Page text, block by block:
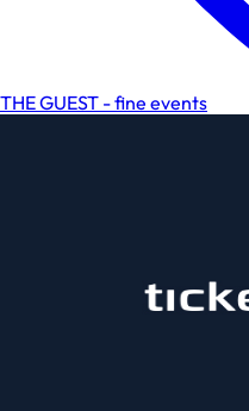
THE GUEST - fine events